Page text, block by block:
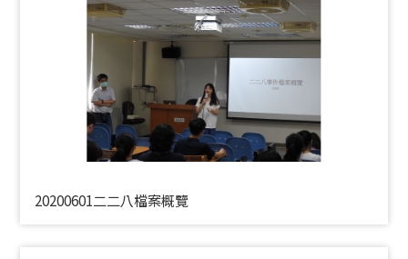
20200601二二八檔案概覽